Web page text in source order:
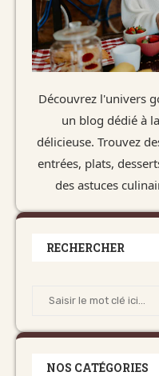
Découvrez l'univers
un blog dédié à
délicieuse. Trouvez
entrées, plats,
des astuces
RECHERCHER
NOS CATÉGORIES